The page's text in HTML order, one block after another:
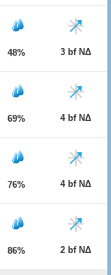
48% 3 bf ΝΔ
69% 4 bf ΝΔ
76% 4 bf ΝΔ
86% 2 bf ΝΔ